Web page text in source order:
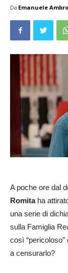
Da Emanuele
A poche ore dal
Romitaha
una serie di
sulla Famiglia
così
a censurarlo?